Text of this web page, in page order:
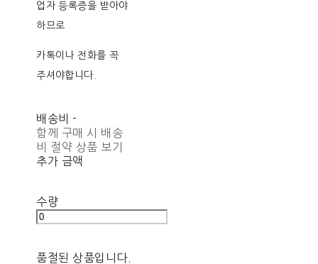
업자 등록증을 받아야
하므로
카톡이나 전화를 꼭
주셔야합니다.
배송비 -
함께 구매 시 배송
비 절약 상품 보기
추가 금액
수량
품절된 상품입니다.